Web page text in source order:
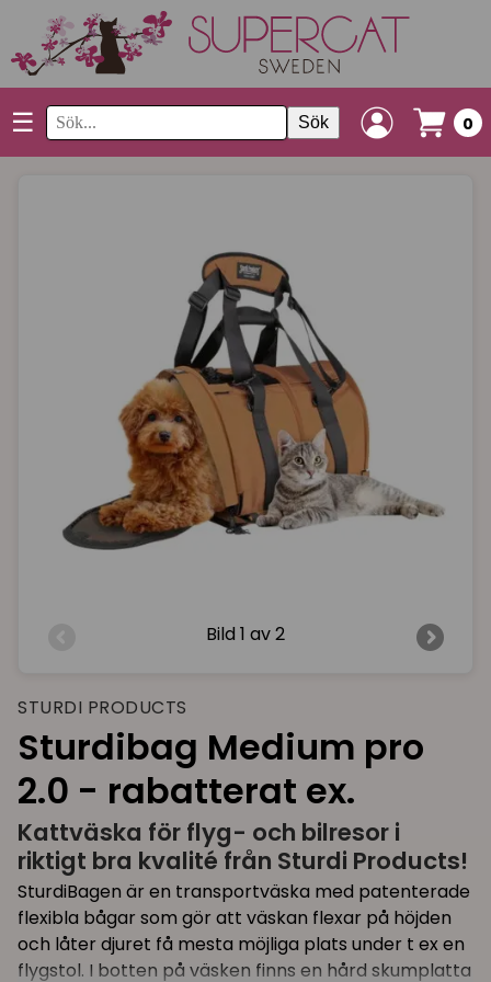
☰ Sök 0
Bild 1 av 2
STURDI PRODUCTS
Sturdibag Medium pro
2.0 - rabatterat ex.
Kattväska för flyg- och bilresor i
riktigt bra kvalité från Sturdi Products!
SturdiBagen är en transportväska med patenterade
flexibla bågar som gör att väskan flexar på höjden
och låter djuret få mesta möjliga plats under t ex en
flygstol. I botten på väsken finns en hård skumplatta